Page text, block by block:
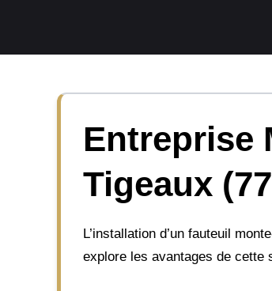
contenu
Entreprise
Tigeaux
L’installation d’un fauteuil
explore les avantages de cette